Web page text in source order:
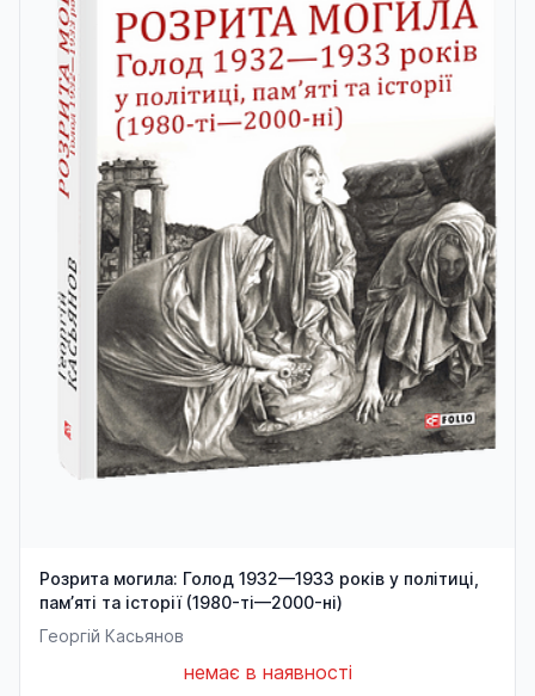
Розрита могила: Голод 1932—1933 років у політиці,
пам’яті та історії (1980-ті—2000-ні)
Георгій Касьянов
немає в наявності